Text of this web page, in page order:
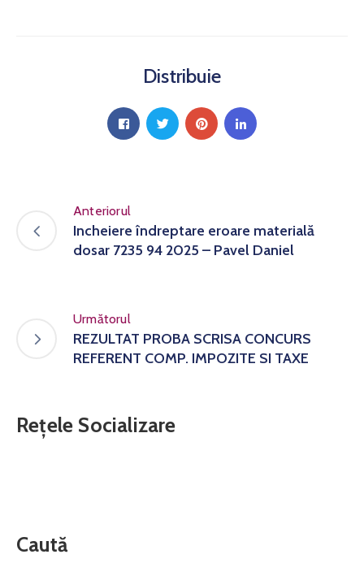
Distribuie
Anteriorul
Incheiere îndreptare eroare materială
dosar 7235 94 2025 – Pavel Daniel
Următorul
REZULTAT PROBA SCRISA CONCURS
REFERENT COMP. IMPOZITE SI TAXE
Rețele Socializare
Caută